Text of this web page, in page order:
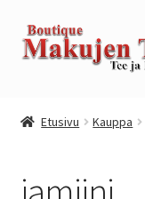
Siirry
navigointiin
Siirry
sisältöön
Kassa
Etusivu Kauppa